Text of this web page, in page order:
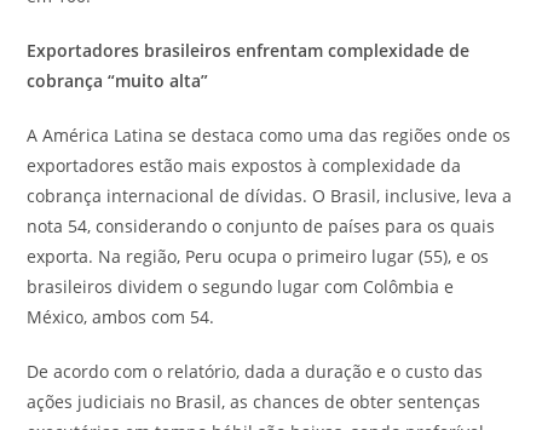
Exportadores brasileiros enfrentam complexidade de
cobrança “muito alta”
A América Latina se destaca como uma das regiões onde os
exportadores estão mais expostos à complexidade da
cobrança internacional de dívidas. O Brasil, inclusive, leva a
nota 54, considerando o conjunto de países para os quais
exporta. Na região, Peru ocupa o primeiro lugar (55), e os
brasileiros dividem o segundo lugar com Colômbia e
México, ambos com 54.
De acordo com o relatório, dada a duração e o custo das
ações judiciais no Brasil, as chances de obter sentenças